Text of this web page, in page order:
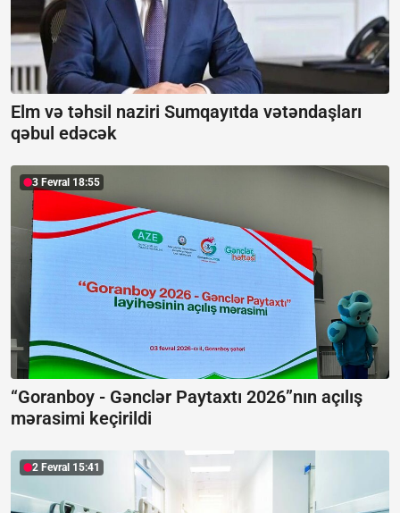
Elm və təhsil naziri Sumqayıtda vətəndaşları
qəbul edəcək
3 Fevral 18:55
“Goranboy - Gənclər Paytaxtı 2026”nın açılış
mərasimi keçirildi
2 Fevral 15:41